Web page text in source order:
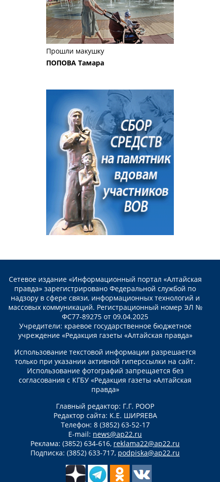
Прошли макушку
ПОПОВА Тамара
Сетевое издание «Информационный портал «Алтайская
правда» зарегистрировано Федеральной службой по
надзору в сфере связи, информационных технологий и
массовых коммуникаций. Регистрационный номер ЭЛ №
ФС77-89275 от 09.04.2025
Учредители: краевое государственное бюджетное
учреждение «Редакция газеты «Алтайская правда»
Использование текстовой информации разрешается
только при указании активной гиперссылки на сайт.
Использование фотографий запрещается без
согласования с КГБУ «Редакция газеты «Алтайская
правда»
Главный редактор: Г.Г. РООР
Редактор сайта: К.Е. ШИРЯЕВА
Телефон: 8 (3852) 63-52-17
E-mail: news@ap22.ru
Реклама: (3852) 634-616, reklama22@ap22.ru
Подписка: (3852) 633-717, podpiska@ap22.ru